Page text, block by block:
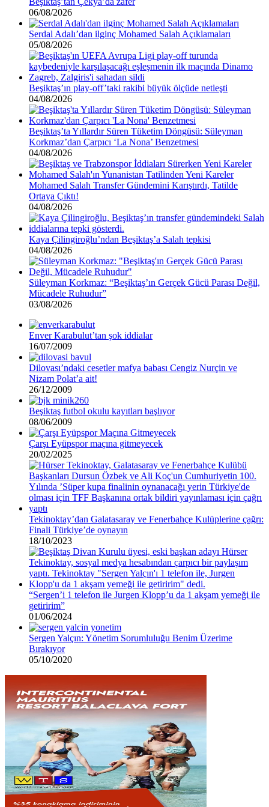
06/08/2026
Serdal Adalı’dan ilginç Mohamed Salah Açıklamaları
05/08/2026
Beşiktaş’ın play-off’taki rakibi büyük ölçüde netleşti
04/08/2026
Beşiktaş’ta Yıllardır Süren Tüketim Döngüsü: Süleyman
Korkmaz’dan Çarpıcı ‘La Nona’ Benzetmesi
04/08/2026
Mohamed Salah Transfer Gündemini Karıştırdı, Tatilde
Ortaya Çıktı!
04/08/2026
Kaya Çilingiroğlu’ndan Beşiktaş’a Salah tepkisi
04/08/2026
Süleyman Korkmaz: “Beşiktaş’ın Gerçek Gücü Parası Değil,
Mücadele Ruhudur”
03/08/2026
Enver Karabulut’tan şok iddialar
16/07/2009
Dilovası’ndaki cesetler mafya babası Cengiz Nurçin ve
Nizam Polat’a ait!
26/12/2009
Beşiktaş futbol okulu kayıtları başlıyor
08/06/2009
Çarşı Eyüpspor maçına gitmeyecek
20/02/2025
Tekinoktay’dan Galatasaray ve Fenerbahçe Kulüplerine çağrı:
Finali Türkiye’de oynayın
18/10/2023
“Sergen’i 1 telefon ile Jurgen Klopp’u da 1 akşam yemeği ile
getiririm”
01/06/2024
Sergen Yalçın: Yönetim Sorumluluğu Benim Üzerime
Bırakıyor
05/10/2020